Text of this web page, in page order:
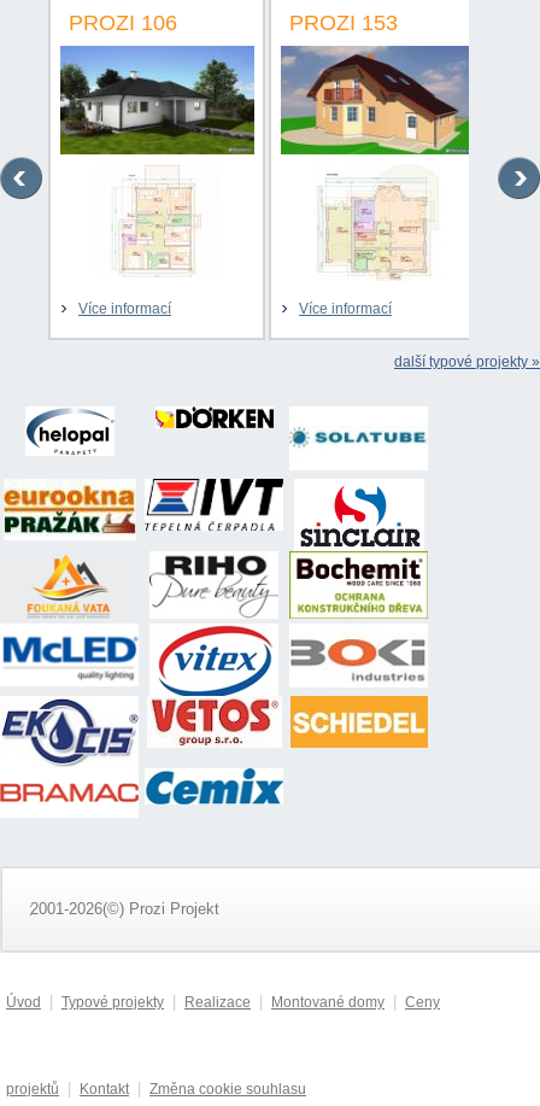
PROZI 106
Více informací
PROZI 153
Více informací
další typové projekty »
2001-2026(©) Prozi Projekt
Úvod Typové projekty Realizace Montované domy Ceny
projektů Kontakt Změna cookie souhlasu